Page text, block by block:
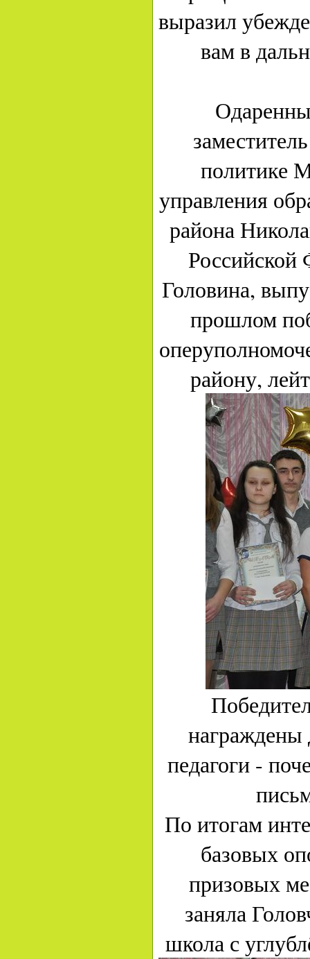
выразил
вам в
политике
управления
района
Российской
Головина,
прошлом
району,
педагоги -
По итогам
базовых
призовых
заняла
школа с